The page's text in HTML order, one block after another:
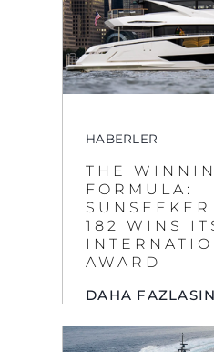
HABERLER
THE
SUNSEEKER
182 WINS
AWARD
DAHA